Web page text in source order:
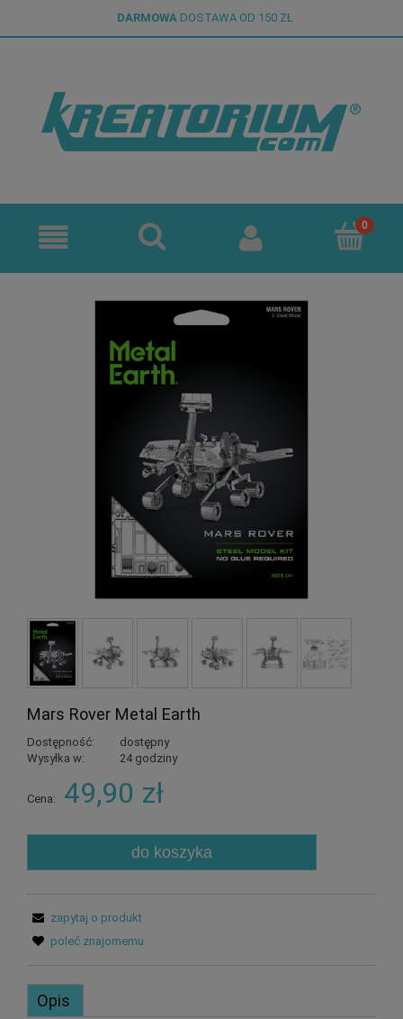
DARMOWA DOSTAWA OD 150 ZŁ
Mars Rover Metal Earth
Dostępność:
dostępny
Wysyłka w:
24 godziny
Cena: 49,90 zł
do koszyka
zapytaj o produkt
poleć znajomemu
Opis